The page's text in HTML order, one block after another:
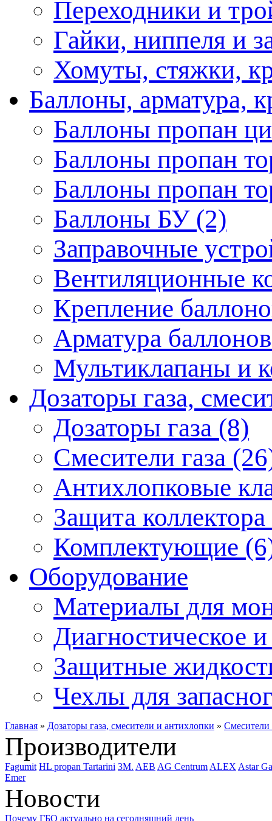
Переходники и
Гайки, ниппеля и
Хомуты, стяжки,
Баллоны, арматура,
Баллоны пропан
Баллоны пропан
Баллоны пропан
Баллоны БУ (2)
Заправочные
Вентиляционные
Крепление
Арматура
Мультиклапаны и
Дозаторы газа,
Дозаторы газа (8)
Смесители газа
Антихлопковые
Защита
Комплектующие
Оборудование
Материалы для
Диагностическое
Защитные
Чехлы для
Главная » Дозаторы газа, смесители и антихлопки » Смесители
Производители
Fagumit HL propan Tartarini 3M. AEB AG Centrum ALEX Astar
Emer
Новости
Почему ГБО актуально на сегодняшний день